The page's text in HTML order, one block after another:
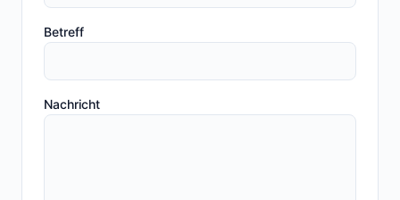
Betreff
Nachricht